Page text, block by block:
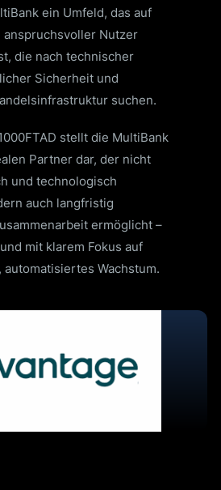
ein Umfeld, das auf
Nutzer
die nach technischer
Sicherheit und
suchen.
stellt die MultiBank
Partner dar, der nicht
und technologisch
auch langfristig
ermöglicht –
mit klarem Fokus auf
Wachstum.